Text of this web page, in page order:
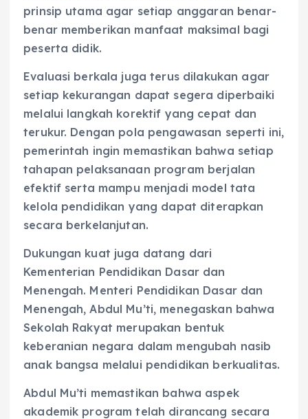
prinsip utama agar setiap anggaran benar-
benar memberikan manfaat maksimal bagi
peserta didik.
Evaluasi berkala juga terus dilakukan agar
setiap kekurangan dapat segera diperbaiki
melalui langkah korektif yang cepat dan
terukur. Dengan pola pengawasan seperti ini,
pemerintah ingin memastikan bahwa setiap
tahapan pelaksanaan program berjalan
efektif serta mampu menjadi model tata
kelola pendidikan yang dapat diterapkan
secara berkelanjutan.
Dukungan kuat juga datang dari
Kementerian Pendidikan Dasar dan
Menengah. Menteri Pendidikan Dasar dan
Menengah, Abdul Mu’ti, menegaskan bahwa
Sekolah Rakyat merupakan bentuk
keberanian negara dalam mengubah nasib
anak bangsa melalui pendidikan berkualitas.
Abdul Mu’ti memastikan bahwa aspek
akademik program telah dirancang secara